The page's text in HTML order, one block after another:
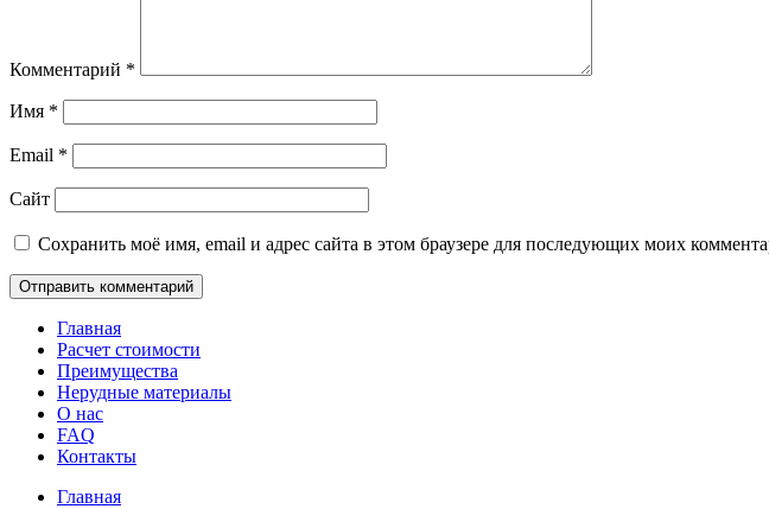
Комментарий *
Имя *
Email *
Сайт
Сохранить моё имя, email и адрес сайта в этом браузере для последующих моих
Главная
Расчет стоимости
Преимущества
Нерудные материалы
О нас
FAQ
Контакты
Главная